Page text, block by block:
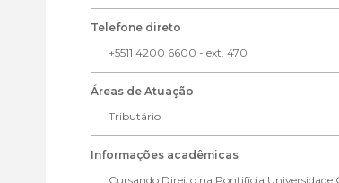
Telefone direto
+5511 4200 6600 - ext. 470
Áreas de Atuação
Tributário
Informações acadêmicas
Cursando Direito na Pontifícia Universidade